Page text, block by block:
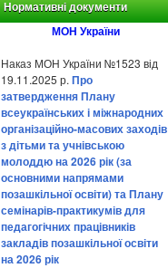
Нормативні документи
МОН України
Наказ МОН України №1523 від
19.11.2025 р. Про
затвердження Плану
всеукраїнських і міжнародних
організаційно-масових заходів
з дітьми та учнівською
молоддю на 2026 рік (за
основними напрямами
позашкільної освіти) та Плану
семінарів-практикумів для
педагогічних працівників
закладів позашкільної освіти
на 2026 рік